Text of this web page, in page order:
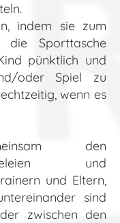
indem sie zum
Sporttasche
pünktlich und
oder Spiel zu
wenn es
den
und
und Eltern,
sind
zwischen den